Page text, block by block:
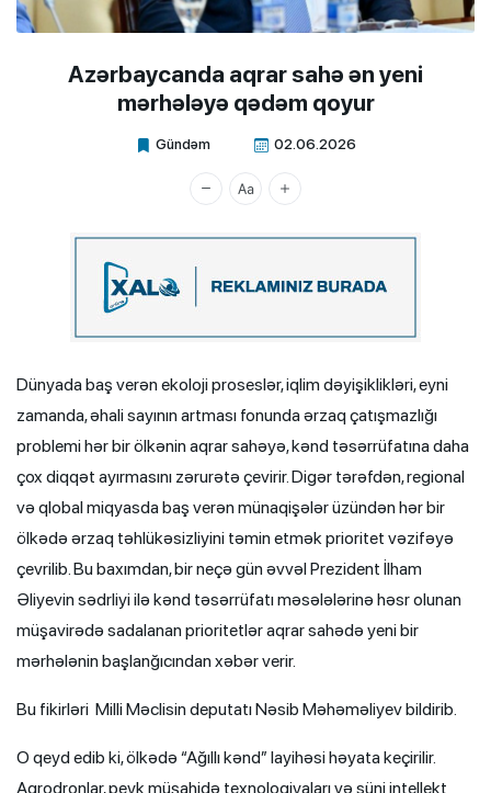
Azərbaycanda aqrar sahə ən yeni
mərhələyə qədəm qoyur
Gündəm 02.06.2026
Xalq.Online
Dünyada baş verən ekoloji proseslər, iqlim dəyişiklikləri, eyni
zamanda, əhali sayının artması fonunda ərzaq çatışmazlığı
problemi hər bir ölkənin aqrar sahəyə, kənd təsərrüfatına daha
çox diqqət ayırmasını zərurətə çevirir. Digər tərəfdən, regional
və qlobal miqyasda baş verən münaqişələr üzündən hər bir
ölkədə ərzaq təhlükəsizliyini təmin etmək prioritet vəzifəyə
çevrilib. Bu baxımdan, bir neçə gün əvvəl Prezident İlham
Əliyevin sədrliyi ilə kənd təsərrüfatı məsələlərinə həsr olunan
müşavirədə sadalanan prioritetlər aqrar sahədə yeni bir
mərhələnin başlanğıcından xəbər verir.
Bu fikirləri Milli Məclisin deputatı Nəsib Məhəməliyev bildirib.
O qeyd edib ki, ölkədə “Ağıllı kənd” layihəsi həyata keçirilir.
Aqrodronlar, peyk müşahidə texnologiyaları və süni intellekt